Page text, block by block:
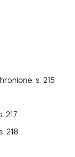
s. 215
217
218